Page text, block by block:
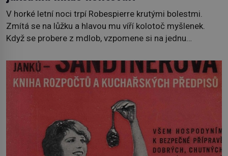
V horké letní noci trpí Robespierre krutými bolestmi.
Zmítá se na lůžku a hlavou mu víří kolotoč myšlenek.
Když se probere z mdlob, vzpomene si na jednu
Prorokovala mu tragický osud. Tehdy se jí vysmál.
„Robespierre to dotáhne hodně daleko,“ prohlásil o něm
jiný významný francouzský revolucionář, Honoré de